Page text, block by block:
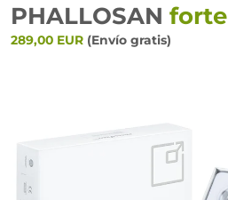
PHALLOSAN forte
289,00 EUR (Envío gratis)